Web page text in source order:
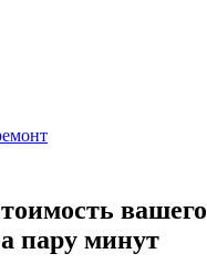
вашего
пару минут